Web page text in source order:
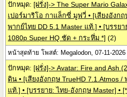
ปักหมุด: [ฝรั่ง]-> The Super Mario
เปอร์มาริโอ กาแล็กซี่ มูฟวี่ • [เสียงอังกฤ
พากย์ไทย DD 5.1 Master แท้.] • [บรรย
1080p Super HQ ชัด + กระหึ่ม *] (2)
หน้าสุดท้าย โพสต์: Megalodon, 07-11-2026
ปักหมุด: [ฝรั่ง]-> Avatar: Fire and Ash
ดิน • [เสียงอังกฤษ TrueHD 7.1.Atmos /
แท้.] • [บรรยาย: ไทย-อังกฤษ Master] •